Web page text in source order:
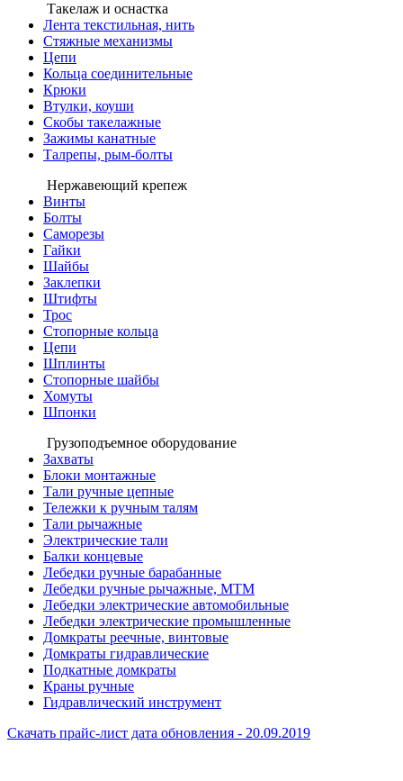
Такелаж и оснастка
Лента текстильная, нить
Стяжные механизмы
Цепи
Кольца соединительные
Крюки
Втулки, коуши
Скобы такелажные
Зажимы канатные
Талрепы, рым-болты
Нержавеющий крепеж
Винты
Болты
Саморезы
Гайки
Шайбы
Заклепки
Штифты
Трос
Стопорные кольца
Цепи
Шплинты
Стопорные шайбы
Хомуты
Шпонки
Грузоподъемное оборудование
Захваты
Блоки монтажные
Тали ручные цепные
Тележки к ручным талям
Тали рычажные
Электрические тали
Балки концевые
Лебедки ручные барабанные
Лебедки ручные рычажные, МТМ
Лебедки электрические автомобильные
Лебедки электрические промышленные
Домкраты реечные, винтовые
Домкраты гидравлические
Подкатные домкраты
Краны ручные
Гидравлический инструмент
Скачать прайс-лист дата обновления - 20.09.2019